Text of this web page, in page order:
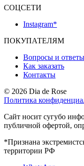
СОЦСЕТИ
Instagram*
ПОКУПАТЕЛЯМ
Вопросы и ответы
Как заказать
Контакты
© 2026 Dia de Rose
Политика
Сайт носит сугубо
публичной офертой,
*Признана
территории РФ